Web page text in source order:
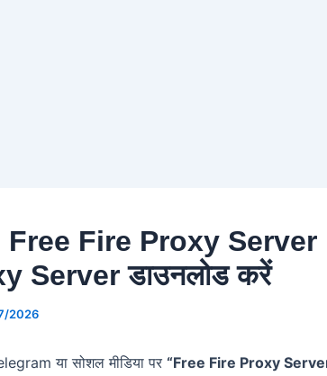
Fire Proxy Server
Server डाउनलोड करें
2026
या सोशल मीडिया पर “Free Fire Proxy